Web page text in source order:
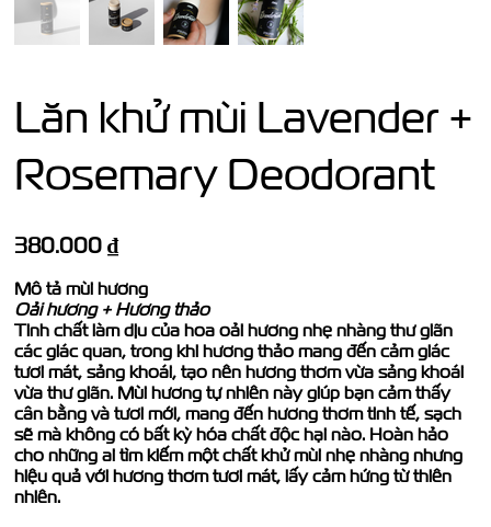
Lăn khử mùi Lavender +
Rosemary Deodorant
380.000 ₫
Mô tả mùi hương
Oải hương + Hương thảo
Tinh chất làm dịu của hoa oải hương nhẹ nhàng thư giãn
các giác quan, trong khi hương thảo mang đến cảm giác
tươi mát, sảng khoái, tạo nên hương thơm vừa sảng khoái
vừa thư giãn. Mùi hương tự nhiên này giúp bạn cảm thấy
cân bằng và tươi mới, mang đến hương thơm tinh tế, sạch
sẽ mà không có bất kỳ hóa chất độc hại nào. Hoàn hảo
cho những ai tìm kiếm một chất khử mùi nhẹ nhàng nhưng
hiệu quả với hương thơm tươi mát, lấy cảm hứng từ thiên
nhiên.